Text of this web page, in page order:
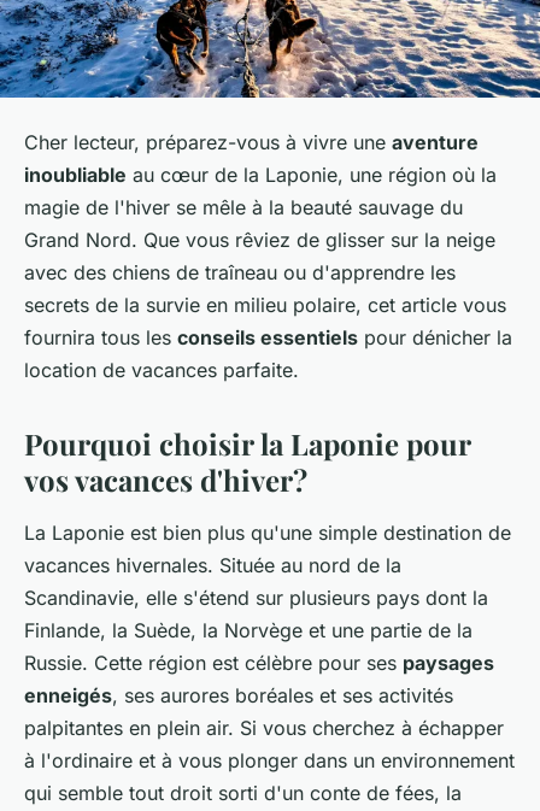
Cher lecteur, préparez-vous à vivre une aventure
inoubliable au cœur de la Laponie, une région où la
magie de l'hiver se mêle à la beauté sauvage du
Grand Nord. Que vous rêviez de glisser sur la neige
avec des chiens de traîneau ou d'apprendre les
secrets de la survie en milieu polaire, cet article vous
fournira tous les conseils essentiels pour dénicher la
location de vacances parfaite.
Pourquoi choisir la Laponie pour
vos vacances d'hiver?
La Laponie est bien plus qu'une simple destination de
vacances hivernales. Située au nord de la
Scandinavie, elle s'étend sur plusieurs pays dont la
Finlande, la Suède, la Norvège et une partie de la
Russie. Cette région est célèbre pour ses paysages
enneigés, ses aurores boréales et ses activités
palpitantes en plein air. Si vous cherchez à échapper
à l'ordinaire et à vous plonger dans un environnement
qui semble tout droit sorti d'un conte de fées, la